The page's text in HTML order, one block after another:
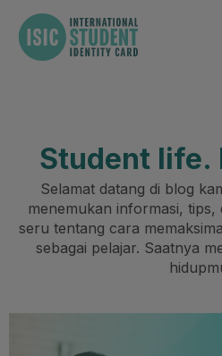
Student life.
Selamat datang di blog
menemukan informasi,
seru tentang cara
sebagai pelajar. Saatnya